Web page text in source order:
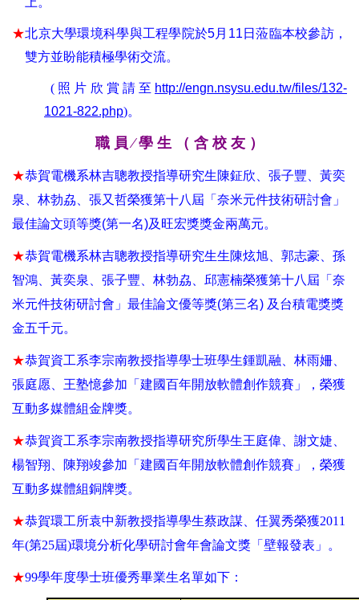
★北京大學環境科學與工程學院於5月 11 日蒞臨本校參訪 ，
雙方並盼能積極學術交流。
( 照片欣賞請至 http://engn.nsysu.edu.tw/files/132-
1021-822.php)。
職 員 ∕ 學 生 （ 含 校 友 ）
★恭賀電機系林吉聰教授指導研究生陳鉦欣 、張子豐、黃奕
泉、林勃劦、張又哲榮獲第十八屆「奈米元件技術研討會」
最佳論文頭等獎(第一名)及旺宏獎獎金兩萬元。
★恭賀電機系林吉聰教授指導研究生生陳炫旭、郭志豪、孫
智鴻、黃奕泉、張子豐、林勃劦、邱憲楠榮獲第十八屆「奈
米元件技術研討會」最佳論文優等獎(第三名) 及台積電獎獎
金五千元。
★恭賀資工系李宗南教授指導學士班學生鍾凱融、林雨姍、
張庭愿、王塾憶參加「建國百年開放軟體創作競賽」，榮獲
互動多媒體組金牌獎。
★恭賀資工系李宗南教授指導研究所學生王庭偉、謝文婕、
楊智翔、陳翔竣參加「建國百年開放軟體創作競賽」，榮獲
互動多媒體組銅牌獎。
★恭賀環工所袁中新教授指導學生蔡政謀、任翼秀榮獲2011
年(第25屆)環境分析化學研討會年會論文獎「壁報發表」。
★99學年度學士班優秀畢業生名單如下：